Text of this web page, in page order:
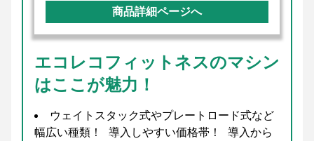
商品詳細ページへ
エコレコフィットネスのマシン
はここが魅力！
ウェイトスタック式やプレートロード式など
幅広い種類！ 導入しやすい価格帯！ 導入から